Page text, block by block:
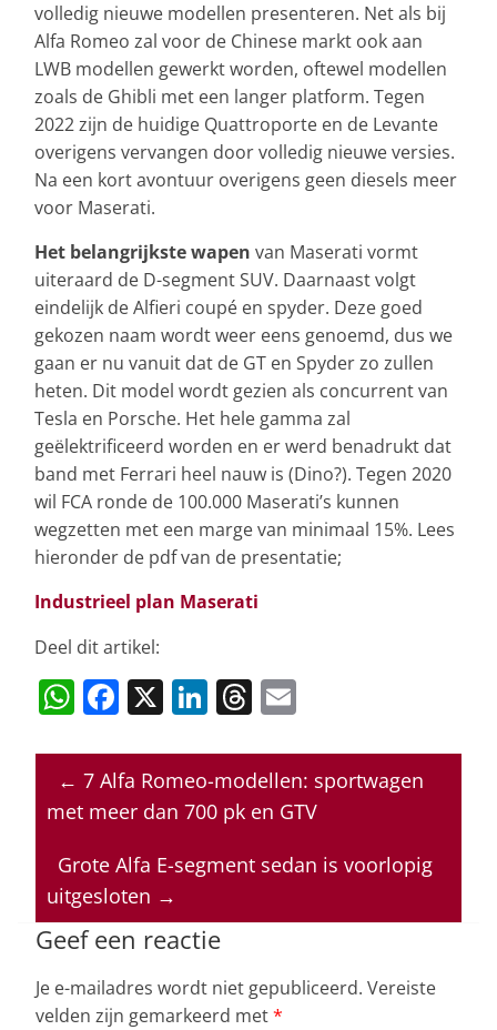
volledig nieuwe modellen presenteren. Net als bij
Alfa Romeo zal voor de Chinese markt ook aan
LWB modellen gewerkt worden, oftewel modellen
zoals de Ghibli met een langer platform. Tegen
2022 zijn de huidige Quattroporte en de Levante
overigens vervangen door volledig nieuwe versies.
Na een kort avontuur overigens geen diesels meer
voor Maserati.
Het belangrijkste wapen van Maserati vormt
uiteraard de D-segment SUV. Daarnaast volgt
eindelijk de Alfieri coupé en spyder. Deze goed
gekozen naam wordt weer eens genoemd, dus we
gaan er nu vanuit dat de GT en Spyder zo zullen
heten. Dit model wordt gezien als concurrent van
Tesla en Porsche. Het hele gamma zal
geëlektrificeerd worden en er werd benadrukt dat
band met Ferrari heel nauw is (Dino?). Tegen 2020
wil FCA ronde de 100.000 Maserati’s kunnen
wegzetten met een marge van minimaal 15%. Lees
hieronder de pdf van de presentatie;
Industrieel plan Maserati
Deel dit artikel:
W
at
s
p
p
F
c
e
o
o
k
X Li
k
e
dI
n
T
re
a
s
ai
l
← 7 Alfa Romeo-modellen: sportwagen
met meer dan 700 pk en GTV
Grote Alfa E-segment sedan is voorlopig
uitgesloten →
Geef een reactie
Je e-mailadres wordt niet gepubliceerd. Vereiste
velden zijn gemarkeerd met*